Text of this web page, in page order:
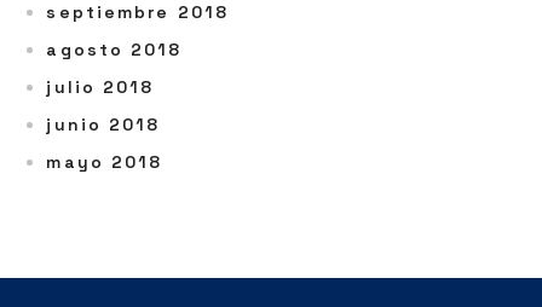
septiembre 2018
agosto 2018
julio 2018
junio 2018
mayo 2018